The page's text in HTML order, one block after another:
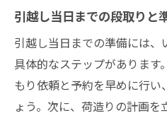
引越し当日までの段取りと
引越し当日までの準備には
具体的なステップがあります
もり依頼と予約を早めに行
ょう。次に、荷造りの計画